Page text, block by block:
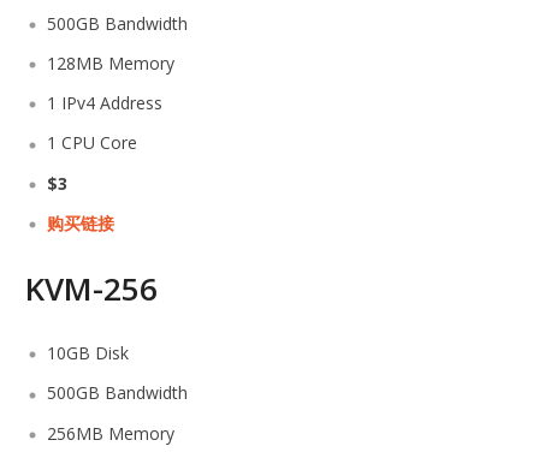
500GB Bandwidth
128MB Memory
1 IPv4 Address
1 CPU Core
$3
购买链接
KVM-256
10GB Disk
500GB Bandwidth
256MB Memory